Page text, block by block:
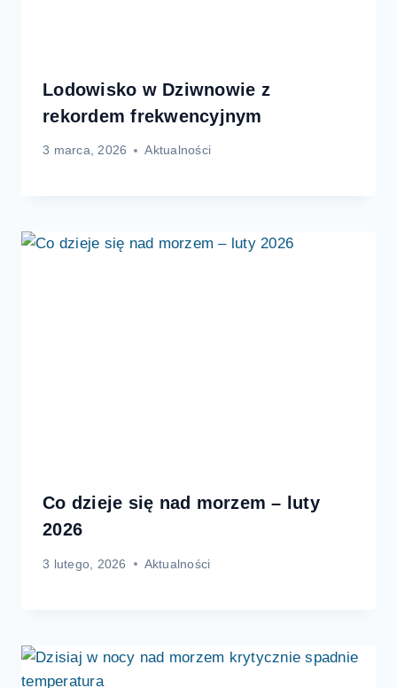
Lodowisko w Dziwnowie z
rekordem frekwencyjnym
3 marca, 2026 Aktualności
Co dzieje się nad morzem – luty
2026
3 lutego, 2026 Aktualności